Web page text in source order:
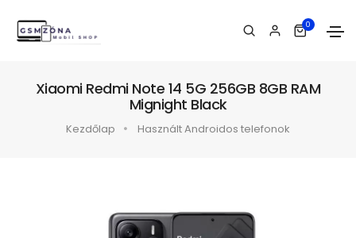
0
Xiaomi Redmi Note 14 5G 256GB 8GB RAM
Mignight Black
Kezdőlap Használt Androidos telefonok